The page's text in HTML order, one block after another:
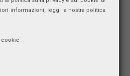
informazioni, leggi la nostra politica
cookie